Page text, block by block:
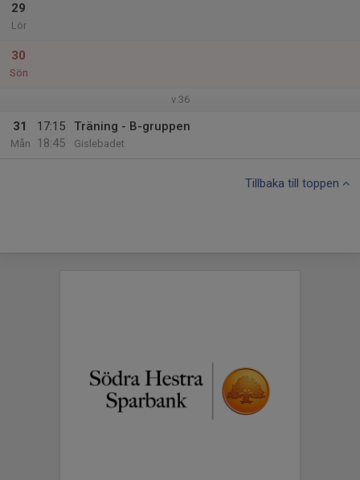
29
Lör
30
Sön
v.36
31
Mån
17:15
18:45
Träning - B-gruppen
Gislebadet
Tillbaka till toppen